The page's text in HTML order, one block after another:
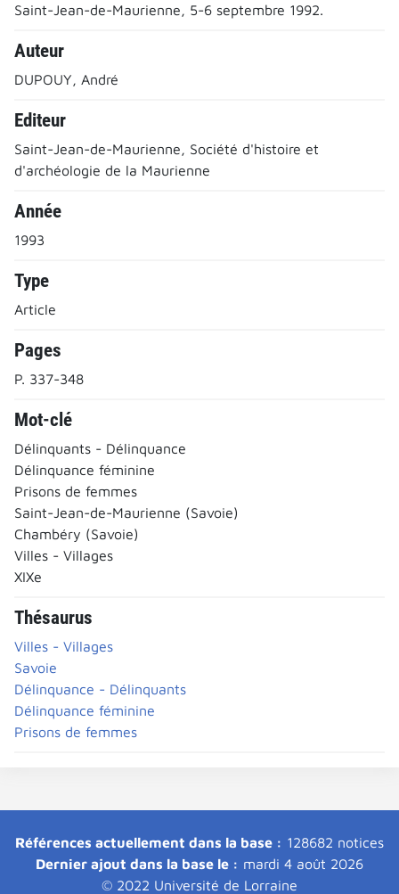
Saint-Jean-de-Maurienne, 5-6 septembre 1992.
Auteur
DUPOUY, André
Editeur
Saint-Jean-de-Maurienne, Société d'histoire et
d'archéologie de la Maurienne
Année
1993
Type
Article
Pages
P. 337-348
Mot-clé
Délinquants - Délinquance
Délinquance féminine
Prisons de femmes
Saint-Jean-de-Maurienne (Savoie)
Chambéry (Savoie)
Villes - Villages
XIXe
Thésaurus
Villes - Villages
Savoie
Délinquance - Délinquants
Délinquance féminine
Prisons de femmes
Références actuellement dans la base : 128682 notices
Dernier ajout dans la base le : mardi 4 août 2026
© 2022 Université de Lorraine